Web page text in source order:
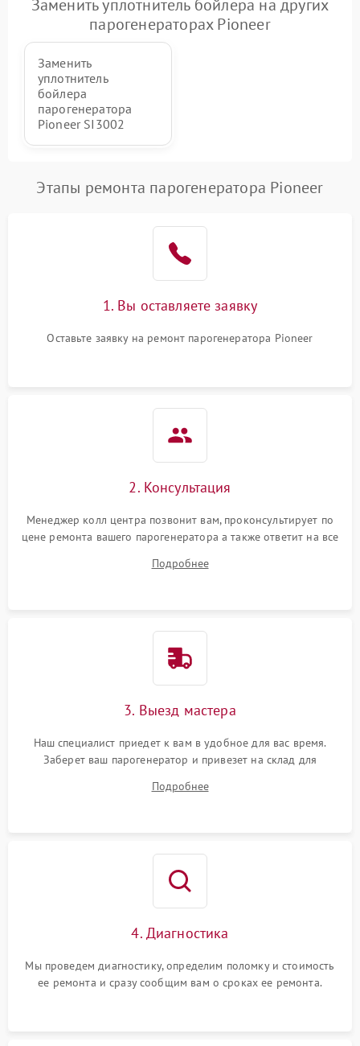
Заменить уплотнитель бойлера на других
парогенераторах Pioneer
Заменить
уплотнитель
бойлера
парогенератора
Pioneer SI3002
Этапы ремонта парогенератора Pioneer
1. Вы оставляете заявку
Оставьте заявку на ремонт парогенератора Pioneer
2. Консультация
Менеджер колл центра позвонит вам, проконсультирует по
цене ремонта вашего парогенератора а также ответит на все
Подробнее
3. Выезд мастера
Наш специалист приедет к вам в удобное для вас время.
Заберет ваш парогенератор и привезет на склад для
Подробнее
4. Диагностика
Мы проведем диагностику, определим поломку и стоимость
ее ремонта и сразу сообщим вам о сроках ее ремонта.